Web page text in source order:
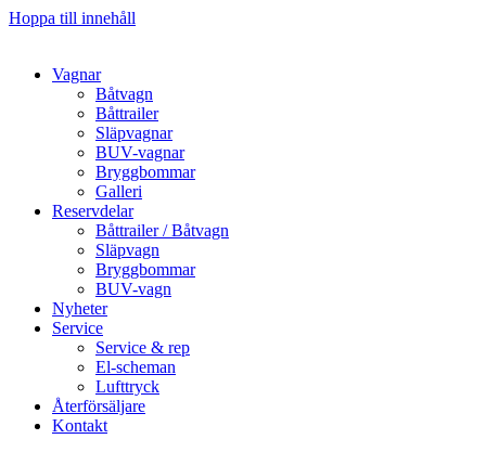
Hoppa till innehåll
Vagnar
Båtvagn
Båttrailer
Släpvagnar
BUV-vagnar
Bryggbommar
Galleri
Reservdelar
Båttrailer / Båtvagn
Släpvagn
Bryggbommar
BUV-vagn
Nyheter
Service
Service & rep
El-scheman
Lufttryck
Återförsäljare
Kontakt